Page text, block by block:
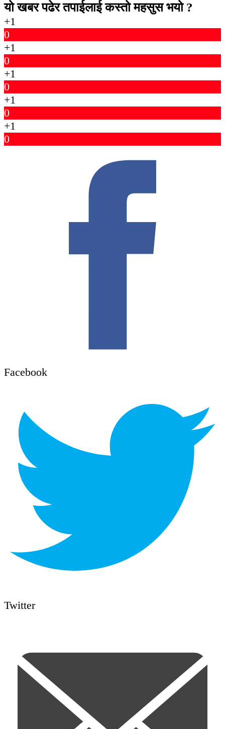
यो खबर पढेर तपाईलाई कस्तो महसुस भयो ?
+1
0
+1
0
+1
0
+1
0
+1
0
Facebook
Twitter